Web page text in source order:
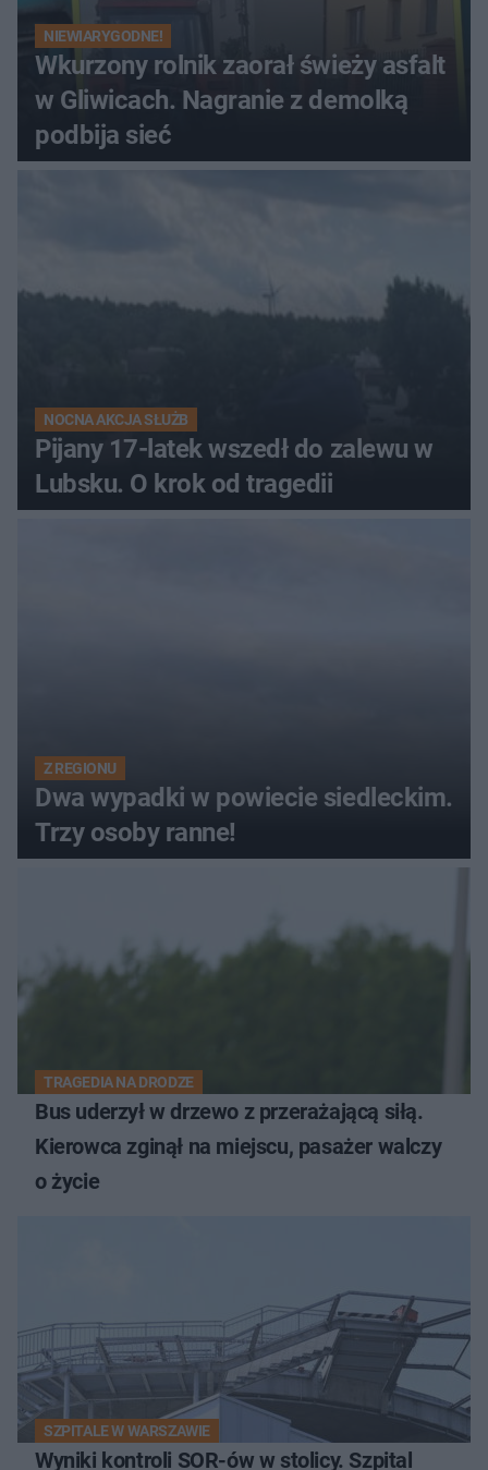
NIEWIARYGODNE!
Wkurzony rolnik zaorał świeży asfalt
w Gliwicach. Nagranie z demolką
podbija sieć
NOCNA AKCJA SŁUŻB
Pijany 17-latek wszedł do zalewu w
Lubsku. O krok od tragedii
Z REGIONU
Dwa wypadki w powiecie siedleckim.
Trzy osoby ranne!
TRAGEDIA NA DRODZE
Bus uderzył w drzewo z przerażającą siłą.
Kierowca zginął na miejscu, pasażer walczy
o życie
SZPITALE W WARSZAWIE
Wyniki kontroli SOR-ów w stolicy. Szpital